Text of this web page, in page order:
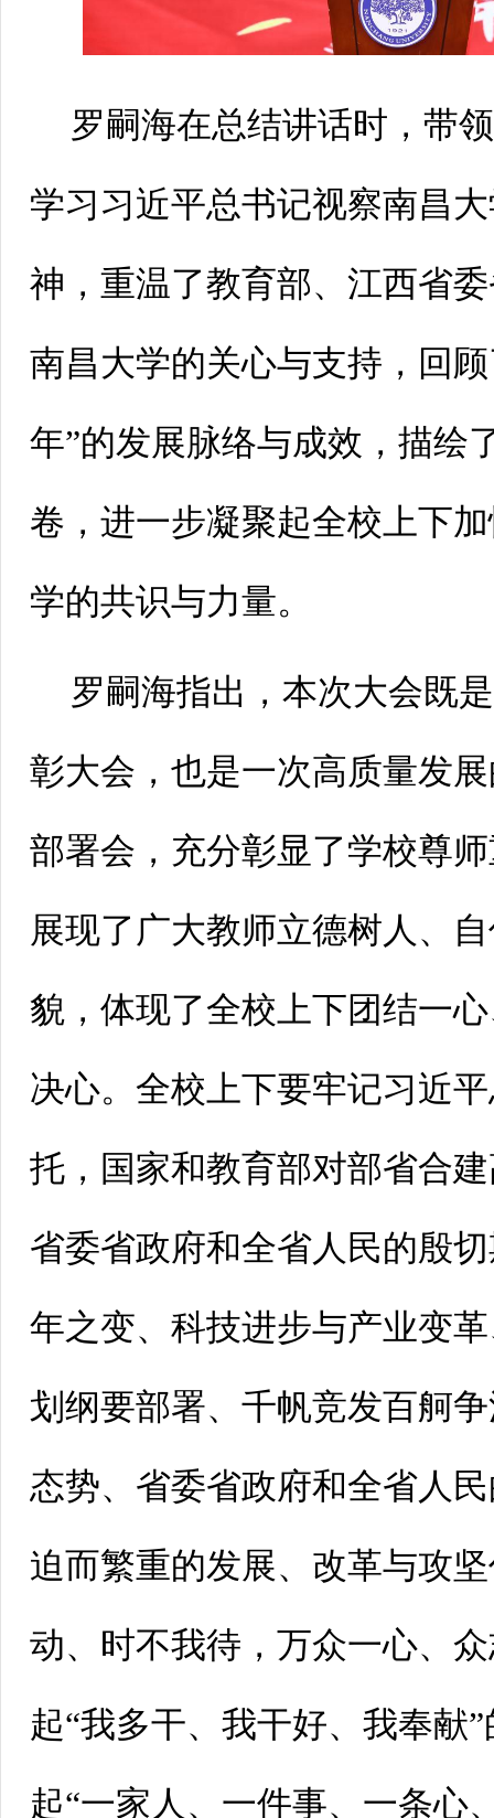
罗嗣海在总结讲话时，带
学习习近平总书记视察南昌
神，重温了教育部、江西省
南昌大学的关心与支持，回
年”的发展脉络与成效，描绘
卷，进一步凝聚起全校上下
学的共识与力量。
罗嗣海指出，本次大会既
彰大会，也是一次高质量发
部署会，充分彰显了学校尊
展现了广大教师立德树人、
貌，体现了全校上下团结一
决心。全校上下要牢记习近
托，国家和教育部对部省合
省委省政府和全省人民的殷
年之变、科技进步与产业变
划纲要部署、千帆竞发百舸
态势、省委省政府和全省人
迫而繁重的发展、改革与攻
动、时不我待，万众一心、
起“我多干、我干好、我奉献
起“一家人、一件事、一条心